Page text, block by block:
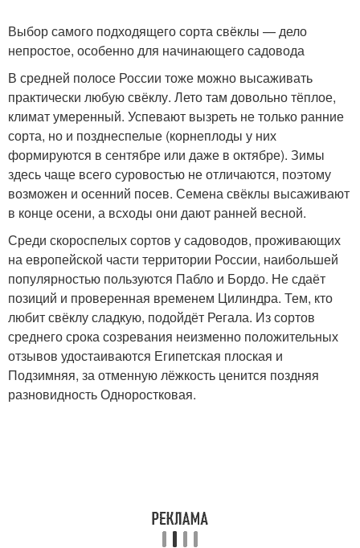
Выбор самого подходящего сорта свёклы — дело
непростое, особенно для начинающего садовода
В средней полосе России тоже можно высаживать
практически любую свёклу. Лето там довольно тёплое,
климат умеренный. Успевают вызреть не только ранние
сорта, но и позднеспелые (корнеплоды у них
формируются в сентябре или даже в октябре). Зимы
здесь чаще всего суровостью не отличаются, поэтому
возможен и осенний посев. Семена свёклы высаживают
в конце осени, а всходы они дают ранней весной.
Среди скороспелых сортов у садоводов, проживающих
на европейской части территории России, наибольшей
популярностью пользуются Пабло и Бордо. Не сдаёт
позиций и проверенная временем Цилиндра. Тем, кто
любит свёклу сладкую, подойдёт Регала. Из сортов
среднего срока созревания неизменно положительных
отзывов удостаиваются Египетская плоская и
Подзимняя, за отменную лёжкость ценится поздняя
разновидность Одноростковая.